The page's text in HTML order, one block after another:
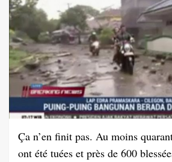
Ça n’en finit pas. Au moins
ont été tuées et près de 600